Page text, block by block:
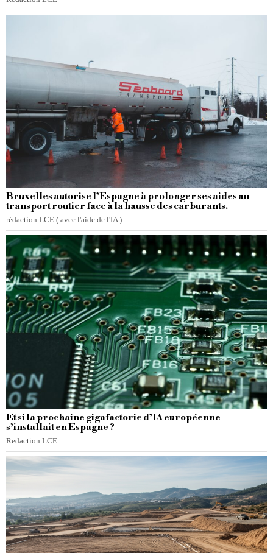
Bruxelles autorise l’Espagne à prolonger ses aides au
transport routier face à la hausse des carburants.
rédaction LCE ( avec l'aide de l'IA )
Et si la prochaine gigafactorie d’IA européenne
s’installait en Espagne ?
Redaction LCE